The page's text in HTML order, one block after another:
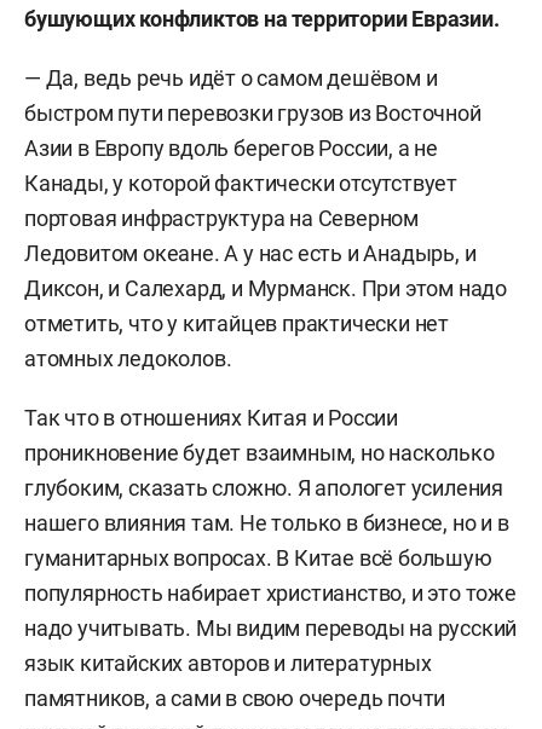
бушующих конфликтов на территории Евразии.
— Да, ведь речь идёт о самом дешёвом и
быстром пути перевозки грузов из Восточной
Азии в Европу вдоль берегов России, а не
Канады, у которой фактически отсутствует
портовая инфраструктура на Северном
Ледовитом океане. А у нас есть и Анадырь, и
Диксон, и Салехард, и Мурманск. При этом надо
отметить, что у китайцев практически нет
атомных ледоколов.
Так что в отношениях Китая и России
проникновение будет взаимным, но насколько
глубоким, сказать сложно. Я апологет усиления
нашего влияния там. Не только в бизнесе, но и в
гуманитарных вопросах. В Китае всё большую
популярность набирает христианство, и это тоже
надо учитывать. Мы видим переводы на русский
язык китайских авторов и литературных
памятников, а сами в свою очередь почти